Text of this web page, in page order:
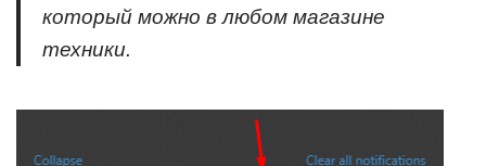
который можно в любом магазине
техники.